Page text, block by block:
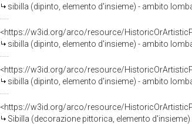
sibilla (dipinto, elemento d'insieme) - ambito
<https://w3id.org/arco/resource/
sibilla (dipinto, elemento d'insieme) - ambito
<https://w3id.org/arco/resource/
sibilla (dipinto, elemento d'insieme) - ambito
<https://w3id.org/arco/resource/
Sibilla (decorazione pittorica, elemento